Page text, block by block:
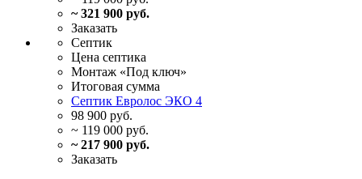
~ 321 900 руб.
Заказать
Септик
Цена септика
Монтаж «Под ключ»
Итоговая сумма
Септик Евролос ЭКО 4
98 900 руб.
~ 119 000 руб.
~ 217 900 руб.
Заказать